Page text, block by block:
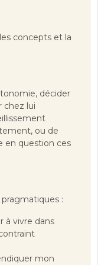
concepts et la
décider
chez lui
ou de
en question ces
:
à vivre dans
mon